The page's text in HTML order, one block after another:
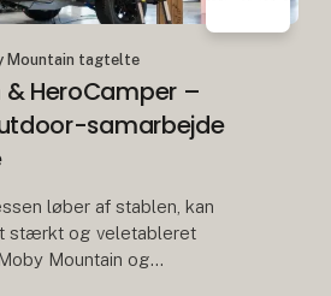
Mountain tagtelte
HeroCamper –
samarbejde
løber af stablen, kan
stærkt og veletableret
Mountain og